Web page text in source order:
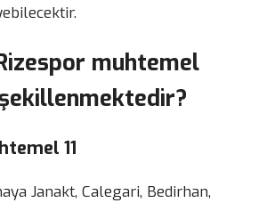
muhtemel
şekillenmektedir?
11
Janakt, Calegari, Bedirhan,